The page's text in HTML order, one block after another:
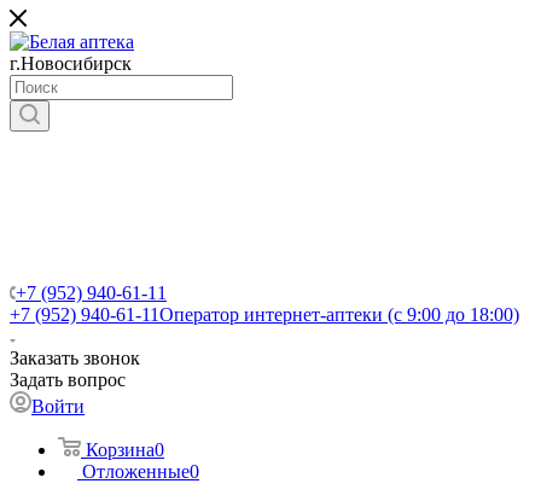
г.Новосибирск
+7 (952) 940-61-11
+7 (952) 940-61-11Оператор интернет-аптеки (с 9:00 до 18:00)
Заказать звонок
Задать вопрос
Войти
Корзина0
Отложенные0